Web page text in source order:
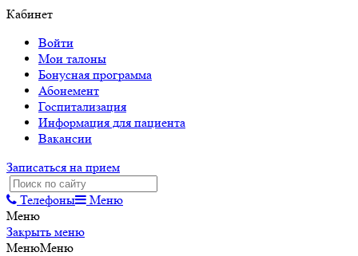
Кабинет
Войти
Мои талоны
Бонусная программа
Абонемент
Госпитализация
Информация для пациента
Вакансии
Записаться на прием
Телефоны
Меню
Меню
Закрыть меню
МенюМеню